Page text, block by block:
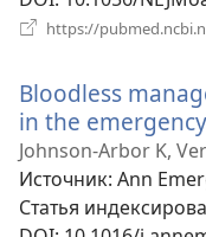
https://
Bloodless
in the
Johnson-Arbor K,
Источник‎: Ann
Статья